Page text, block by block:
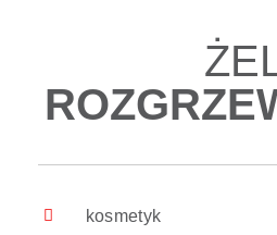
kosmetyk